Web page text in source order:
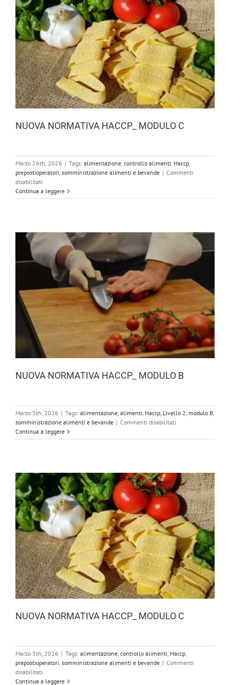
NUOVA NORMATIVA HACCP_ MODULO C
Marzo 26th, 2026 | Tags: alimentazione, controllo alimenti, Haccp,
prepostioperatori, somministrazione alimenti e bevande | Commenti
disabilitati
NUOVA
NORMATIVA
Continua a leggere
NUOVA NORMATIVA HACCP_ MODULO B
Marzo 5th, 2026 | Tags: alimentazione, alimenti, Haccp, Livello 2, modulo B,
somministrazione alimenti e bevande | Commenti disabilitati
NORMATIVA
Continua a leggere
NUOVA NORMATIVA HACCP_ MODULO C
Marzo 5th, 2026 | Tags: alimentazione controllo alimenti Haccp
prepostioperatori somministrazione alimenti e bevande | Commenti
disabilitati
NUOVA
Continua a leggere